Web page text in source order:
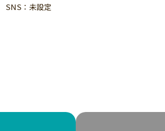
子ども・教育
SNS：未設定